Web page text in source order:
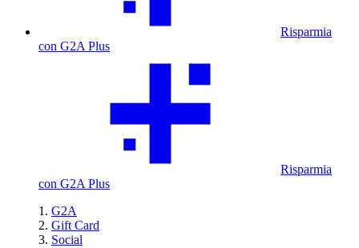
Risparmia
con G2A Plus
Risparmia
con G2A Plus
G2A
Gift Card
Social